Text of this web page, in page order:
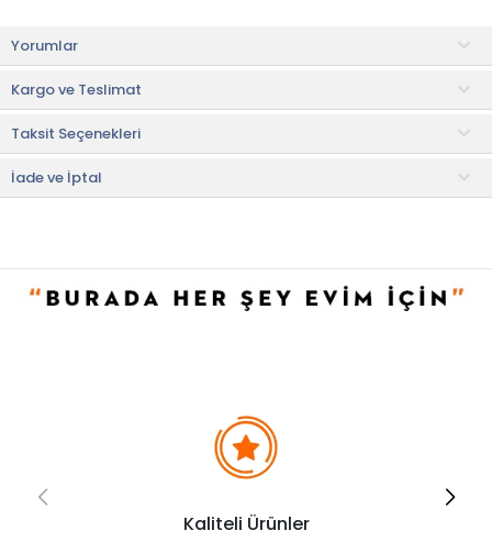
güvenilir performans gösterir. Şık ve sade tasarımı, modern
banyo dekorasyonlarıyla uyumlu bir görünüm sağlar. Kompakt
boyutu sayesinde alanınızı verimli kullanır ve hem küçük hem
geniş banyolarda rahatça konumlandırılabilir.
Kullanım ve Bakım Bilgileri
• Nemli bez ile temizlenebilir.
• " Ürün görsellerinde ışık, ortam ve dijital düzenlemelere bağlı
olarak renk ve doku farklılıkları oluşabilir. "
Yorumlar
Kargo ve Teslimat
Taksit Seçenekleri
İade ve İptal
Kaliteli Ürünler